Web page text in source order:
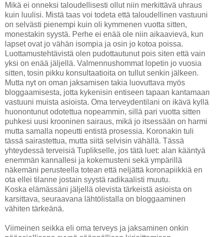
Mikä ei onneksi taloudellisesti ollut niin merkittävä uhraus
kuin luulisi. Mistä taas voi todeta että taloudellinen vastuuni
on selvästi pienempi kuin oli kymmenen vuotta sitten,
monestakin syystä. Perhe ei enää ole niin aikaavievä, kun
lapset ovat jo vähän isompia ja osin jo kotoa poissa.
Luottamustehtävistä olen pudottautunut pois siten että vain
yksi on enää jäljellä. Valmennushommat lopetin jo vuosia
sitten, tosin pikku konsultaatioita on tullut senkin jälkeen.
Mutta nyt on oman jaksamisen takia luovuttava myös
bloggaamisesta, jotta kykenisin entiseen tapaan kantamaan
vastuuni muista asioista. Oma terveydentilani on ikävä kyllä
huonontunut odotettua nopeammin, sillä pari vuotta sitten
puhkesi uusi krooninen sairaus, mikä jo itsessään on harmi
mutta samalla nopeutti entistä prosessia. Koronakin tuli
tässä sairastettua, mutta siitä selvisin vähällä. Tässä
yhteydessä terveisiä Tuplikselle, jos tätä luet: alan kääntyä
enemmän kannallesi ja kokemusteni sekä ympärillä
näkemäni perusteella totean että neljättä koronapiikkiä en
ota ellei tilanne jostain syystä radikaalisti muutu.
Koska elämässäni jäljellä olevista tärkeistä asioista on
karsittava, seuraavana lähtölistalla on bloggaaminen
vähiten tärkeänä.
Viimeinen seikka eli oma terveys ja jaksaminen onkin